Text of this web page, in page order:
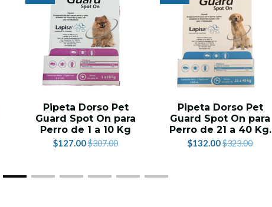
Pipeta Dorso Pet
Guard Spot On para
Perro de 1 a 10 Kg
$127.00$307.00
Pipeta Dorso Pet
Guard Spot On para
Perro de 21 a 40 Kg.
$132.00$323.00